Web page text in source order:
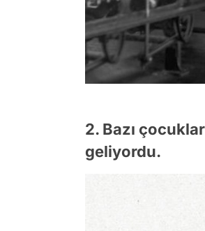
2. Bazı
geliyordu.